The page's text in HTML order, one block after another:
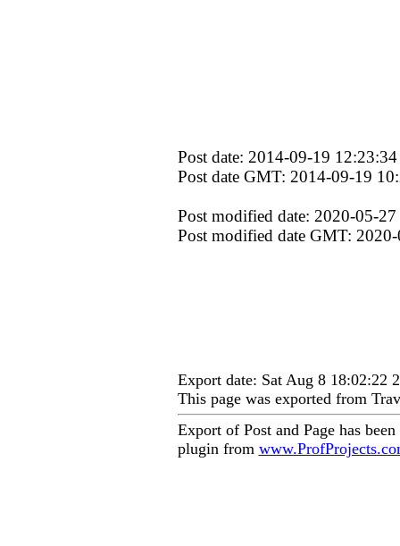
Post date: 2014-09-19 12:23:34
Post date GMT: 2014-09-19
Post modified date: 2020-05-
Post modified date GMT:
Export date: Sat Aug 8 18:02:22
This page was exported from
Export of Post and Page has
plugin from